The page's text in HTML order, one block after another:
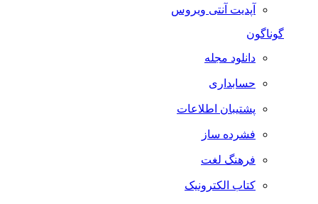
آپدیت آنتی ویروس
گوناگون
دانلود مجله
حسابداری
پشتیبان اطلاعات
فشرده ساز
فرهنگ لغت
کتاب الکترونیک